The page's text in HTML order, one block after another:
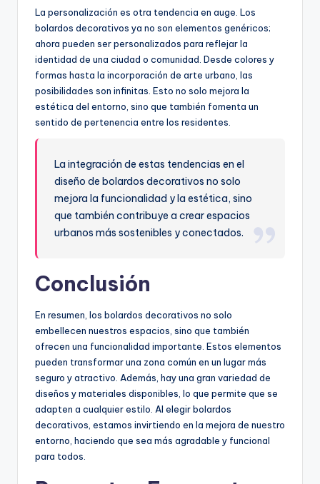
La personalización es otra tendencia en auge. Los
bolardos decorativos ya no son elementos genéricos;
ahora pueden ser personalizados para reflejar la
identidad de una ciudad o comunidad. Desde colores y
formas hasta la incorporación de arte urbano, las
posibilidades son infinitas. Esto no solo mejora la
estética del entorno, sino que también fomenta un
sentido de pertenencia entre los residentes.
La integración de estas tendencias en el
diseño de bolardos decorativos no solo
mejora la funcionalidad y la estética, sino
que también contribuye a crear espacios
urbanos más sostenibles y conectados.
Conclusión
En resumen, los bolardos decorativos no solo
embellecen nuestros espacios, sino que también
ofrecen una funcionalidad importante. Estos elementos
pueden transformar una zona común en un lugar más
seguro y atractivo. Además, hay una gran variedad de
diseños y materiales disponibles, lo que permite que se
adapten a cualquier estilo. Al elegir bolardos
decorativos, estamos invirtiendo en la mejora de nuestro
entorno, haciendo que sea más agradable y funcional
para todos.